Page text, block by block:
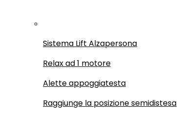
Sistema Lift Alzapersona
Relax ad 1 motore
Alette appoggiatesta
Raggiunge la posizione semidistesa